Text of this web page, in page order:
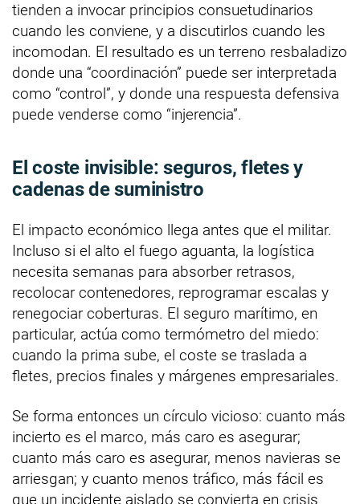
tienden a invocar principios consuetudinarios
cuando les conviene, y a discutirlos cuando les
incomodan. El resultado es un terreno resbaladizo
donde una “coordinación” puede ser interpretada
como “control”, y donde una respuesta defensiva
puede venderse como “injerencia”.
El coste invisible: seguros, fletes y
cadenas de suministro
El impacto económico llega antes que el militar.
Incluso si el alto el fuego aguanta, la logística
necesita semanas para absorber retrasos,
recolocar contenedores, reprogramar escalas y
renegociar coberturas. El seguro marítimo, en
particular, actúa como termómetro del miedo:
cuando la prima sube, el coste se traslada a
fletes, precios finales y márgenes empresariales.
Se forma entonces un círculo vicioso: cuanto más
incierto es el marco, más caro es asegurar;
cuanto más caro es asegurar, menos navieras se
arriesgan; y cuanto menos tráfico, más fácil es
que un incidente aislado se convierta en crisis